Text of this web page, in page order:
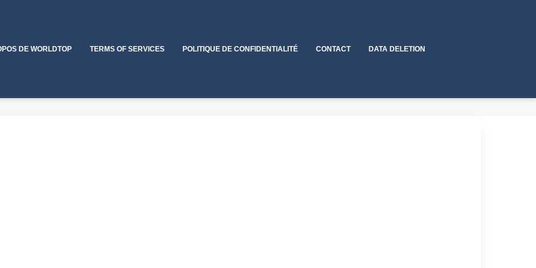
DE WORLDTOP TERMS OF SERVICES POLITIQUE DE CONFIDENTIALITÉ CONTACT DATA DELETION